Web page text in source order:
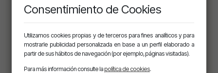
Consentimiento de Cookies
Utilizamos cookies propias y de terceros para fines analíticos y para
mostrarle publicidad personalizada en base a un perfil elaborado a
partir de sus hábitos de navegación (por ejemplo, páginas visitadas).
Para más información consulte la política de cookies.